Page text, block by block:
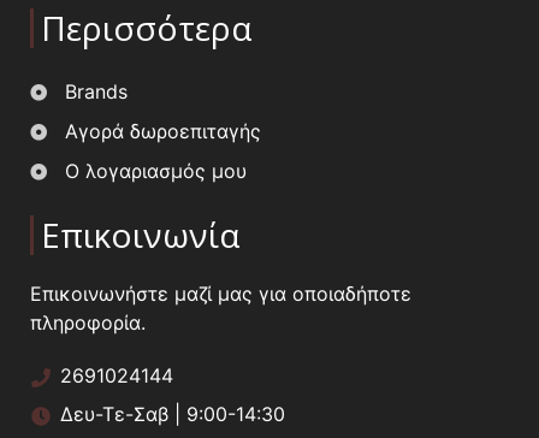
Περισσότερα
Brands
Αγορά δωροεπιταγής
Ο λογαριασμός μου
Επικοινωνία
Επικοινωνήστε μαζί μας για οποιαδήποτε
πληροφορία.
2691024144
Δευ-Τε-Σαβ | 9:00-14:30